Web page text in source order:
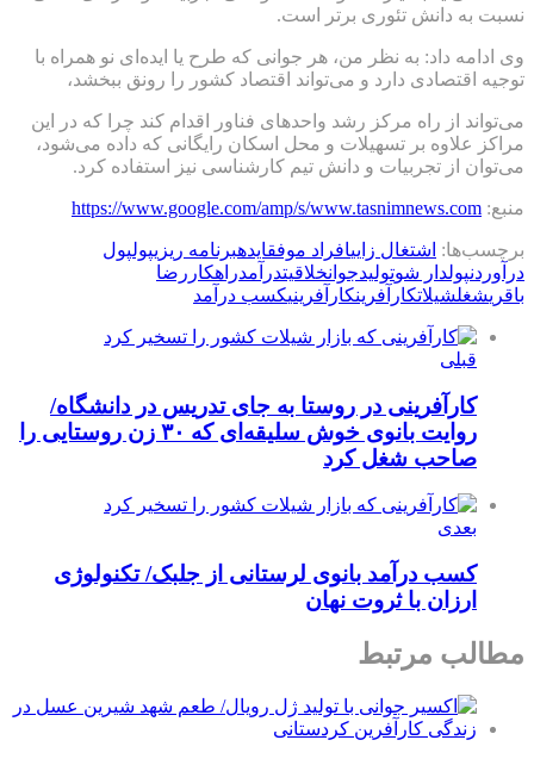
نسبت به دانش تئوری برتر است.
وی ادامه داد: به نظر من، هر جوانی که طرح یا ایده‌ای نو همراه با
توجیه اقتصادی دارد و می‌تواند اقتصاد کشور را رونق ببخشد،
می‌تواند از راه مرکز رشد واحدهای فناور اقدام کند چرا که در این
مراکز علاوه بر تسهیلات و محل اسکان رایگانی که داده می‌شود،
می‌توان از تجربیات و دانش تیم کارشناسی نیز استفاده کرد.
منبع: https://www.google.com/amp/s/www.tasnimnews.com
برچسب‌ها: اشتغال زاییافراد موفقایدهبرنامه ریزیپولپول
درآوردنپولدار شوتولیدجوانخلاقیتدرآمدراهکار رضا
باقریشغلشیلاتکارآفرینکارآفرینیکسب درآمد
قبلی
کارآفرینی در روستا به جای تدریس در دانشگاه/
روایت بانوی خوش سلیقه‌ای که ۳۰ زن روستایی را
صاحب شغل کرد
بعدی
کسب درآمد بانوی لرستانی از جلبک/ تکنولوژی
ارزان با ثروت نهان
مطالب مرتبط